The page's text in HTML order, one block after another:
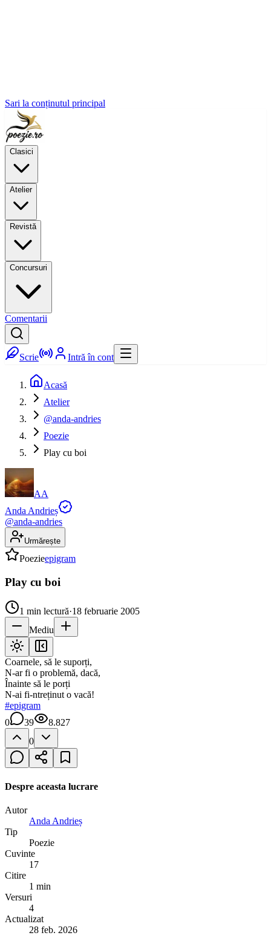
Sari la conținutul principal
Clasici
Atelier
Revistă
Concursuri
Comentarii
Scrie Intră în cont
Acasă
Atelier
@anda-andries
Poezie
Play cu boi
AA
Anda Andrieș
@anda-andries
Urmărește
Poezieepigram
Play cu boi
1 min lectură·18 februarie 2005
Mediu
Coarnele, să le suporți,
N-ar fi o problemă, dacă,
Înainte să le porți
N-ai fi-ntreținut o vacă!
#epigram
0
39
8.827
0
Despre aceasta lucrare
Autor
Anda Andrieș
Tip
Poezie
Cuvinte
17
Citire
1 min
Versuri
4
Actualizat
28 feb. 2026